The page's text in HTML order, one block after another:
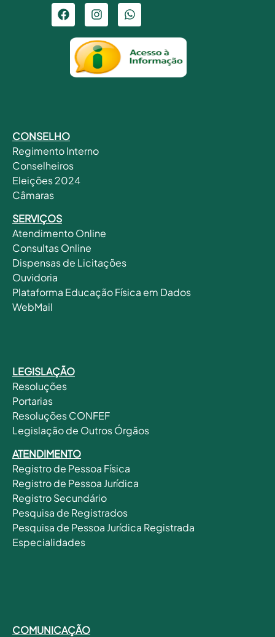
CONSELHO
Regimento Interno
Conselheiros
Eleições 2024
Câmaras
SERVIÇOS
Atendimento Online
Consultas Online
Dispensas de Licitações
Ouvidoria
Plataforma Educação Física em Dados
WebMail
LEGISLAÇÃO
Resoluções
Portarias
Resoluções CONFEF
Legislação de Outros Órgãos
ATENDIMENTO
Registro de Pessoa Física
Registro de Pessoa Jurídica
Registro Secundário
Pesquisa de Registrados
Pesquisa de Pessoa Jurídica Registrada
Especialidades
COMUNICAÇÃO